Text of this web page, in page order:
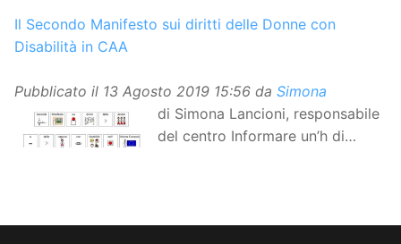
Il Secondo Manifesto sui diritti delle Donne con
Disabilità in CAA
Pubblicato il 13 Agosto 2019 15:56 da Simona
di Simona Lancioni, responsabile
del centro Informare un’h di
aumentativa alternativa (CAA) del “Secondo Manifesto